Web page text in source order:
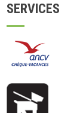
SERVICES